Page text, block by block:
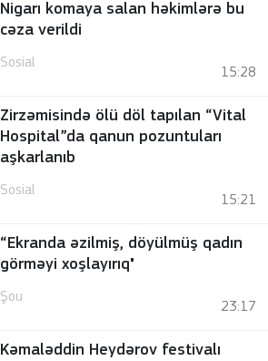
Nigarı komaya salan həkimlərə bu
cəza verildi
Sosial
15:28
Zirzəmisində ölü döl tapılan “Vital
Hospital”da qanun pozuntuları
aşkarlanıb
Sosial
15:21
“Ekranda əzilmiş, döyülmüş qadın
görməyi xoşlayırıq"
Şou
23:17
Kəmaləddin Heydərov festivalı